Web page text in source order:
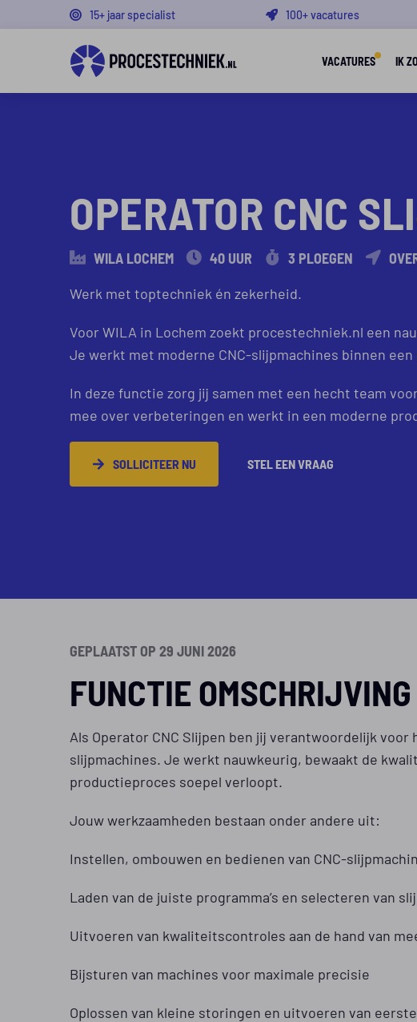
15+ jaar specialist 100+ vacatures
VACATURES IK
OPERATOR CNC
PREMIUM VACATURE
WILA LOCHEM 40 UUR 3 PLOEGEN
Werk met toptechniek én zekerheid.
Voor WILA in Lochem zoekt procestechniek.nl een
Je werkt met moderne CNC-slijpmachines binnen
In deze functie zorg jij samen met een hecht team
mee over verbeteringen en werkt in een moderne
SOLLICITEER NU STEL EEN VRAAG
GEPLAATST OP 29 JUNI 2026
FUNCTIE OMSCHRIJVING
Als Operator CNC Slijpen ben jij verantwoordelijk
slijpmachines. Je werkt nauwkeurig, bewaakt de
productieproces soepel verloopt.
Jouw werkzaamheden bestaan onder andere uit:
Instellen, ombouwen en bedienen van CNC-
Laden van de juiste programma’s en selecteren van
Uitvoeren van kwaliteitscontroles aan de hand van
Bijsturen van machines voor maximale precisie
Oplossen van kleine storingen en uitvoeren van